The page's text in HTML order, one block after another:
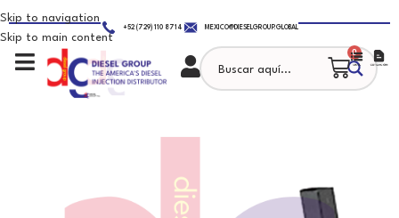
Skip to navigation
Skip to main content
+52 (729) 110 8714 MEXICO@DIESELGROUP.GLOBAL
0